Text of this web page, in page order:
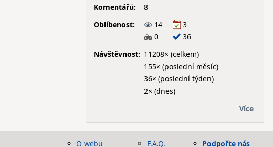
Komentářů:
8
Oblíbenost:
14
3
0
36
Návštěvnost: 11208× (celkem)
155× (poslední měsíc)
36× (poslední týden)
2× (dnes)
Více
O webu F.A.Q. Podpořte nás